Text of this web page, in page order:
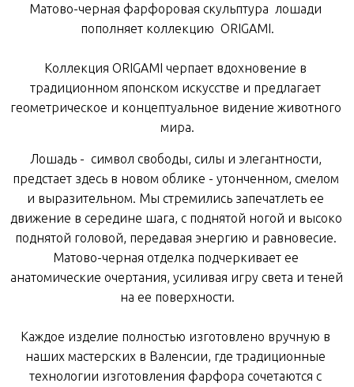
Матово-черная фарфоровая скульптура
лошади
пополняет коллекцию ORIGAMI.
Коллекция ORIGAMI черпает вдохновение в
традиционном японском искусстве и предлагает
геометрическое и концептуальное видение животного
мира
Лошадь - символ свободы силы и элегантности
предстает здесь в новом облике - утонченном смелом
и выразительном Мы стремились запечатлеть ее
движение в середине шага с поднятой ногой и высоко
поднятой головой передавая энергию и равновесие
Матово-черная отделка подчеркивает ее
анатомические очертания усиливая игру света и теней
на ее поверхности
Каждое изделие полностью изготовлено вручную в
наших мастерских в Валенсии где традиционные
технологии изготовления фарфора сочетаются